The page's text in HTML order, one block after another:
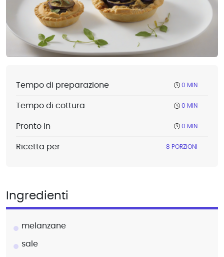
Tempo di preparazione 0 MIN
Tempo di cottura 0 MIN
Pronto in 0 MIN
Ricetta per 8 PORZIONI
Ingredienti
melanzane
sale